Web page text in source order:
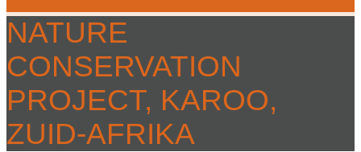
NATURE
CONSERVATION
PROJECT, KAROO,
ZUID-AFRIKA